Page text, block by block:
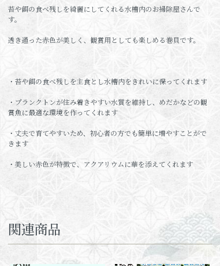
苔や餌の食べ残しを綺麗にしてくれる水槽内のお掃除屋さんで
す。
透き通った赤色が美しく、観賞用としても楽しめる巻貝です。
・苔や餌の食べ残しを主食とし水槽内をきれいに保ってくれます
・プランクトンが住み着きやすい水質を維持し、めだかなどの観
賞魚に最適な環境を作ってくれます
・丈夫で育てやすいため、初心者の方でも簡単に増やすことがで
きます
・美しい赤色が特徴で、アクアリウムに華を添えてくれます
関連商品